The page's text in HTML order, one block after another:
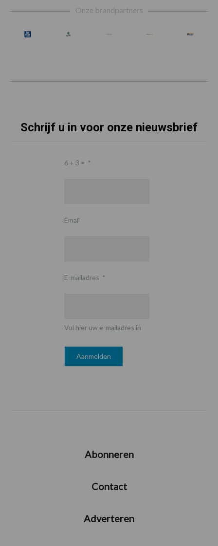
Onze brandpartners
Schrijf u in voor onze nieuwsbrief
6 + 3 = *
Email
E-mailadres *
Vul hier uw e-mailadres in
Abonneren
Contact
Adverteren